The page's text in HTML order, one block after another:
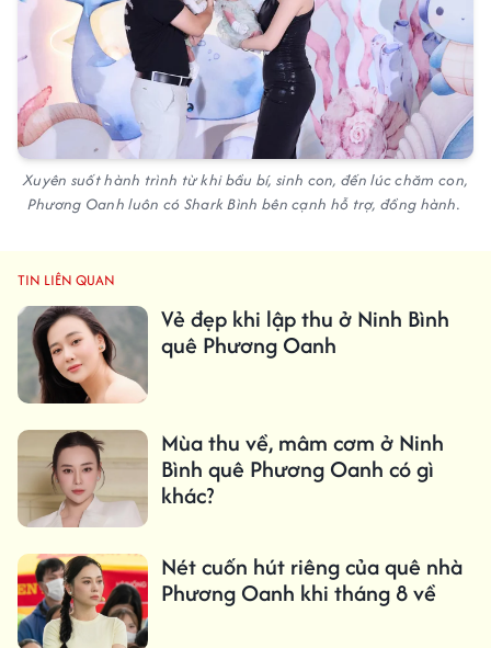
Xuyên suốt hành trình từ khi bầu bí, sinh con, đến lúc chăm con,
Phương Oanh luôn có Shark Bình bên cạnh hỗ trợ, đồng hành.
TIN LIÊN QUAN
Vẻ đẹp khi lập thu ở Ninh Bình
quê Phương Oanh
Mùa thu về, mâm cơm ở Ninh
Bình quê Phương Oanh có gì
khác?
Nét cuốn hút riêng của quê nhà
Phương Oanh khi tháng 8 về